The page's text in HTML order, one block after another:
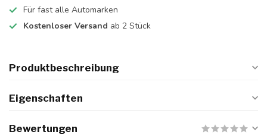
Für fast alle Automarken
Kostenloser Versand ab 2 Stück
Produktbeschreibung
Eigenschaften
Bewertungen